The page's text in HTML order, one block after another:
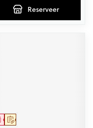
Reserveer
Op voorschrift
Geneesmiddel